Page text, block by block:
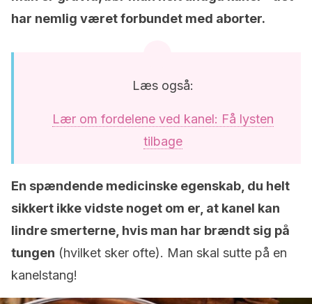
har nemlig været forbundet med aborter.
Læs også:
Lær om fordelene ved kanel: Få lysten
tilbage
En spændende medicinske egenskab, du helt
sikkert ikke vidste noget om er, at kanel kan
lindre smerterne, hvis man har brændt sig på
tungen (hvilket sker ofte). Man skal sutte på en
kanelstang!